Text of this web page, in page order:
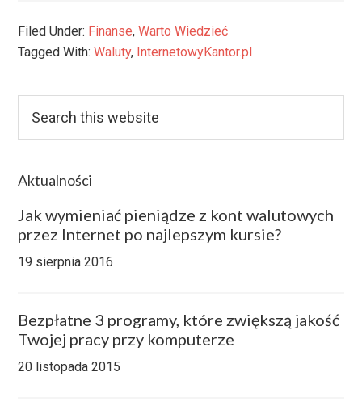
Filed Under: Finanse,Warto Wiedzieć
Tagged With:Waluty, InternetowyKantor.pl
Aktualności
Jak wymieniać pieniądze z kont walutowych
przez Internet po najlepszym kursie?
19 sierpnia 2016
Bezpłatne 3 programy, które zwiększą jakość
Twojej pracy przy komputerze
20 listopada 2015